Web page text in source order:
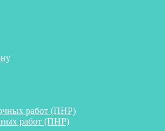
работ (ПНР)
работ (ПНР)